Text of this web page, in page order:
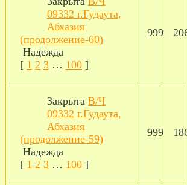
09332 г.Гудаута,
Абхазия
(продолжение-60)
Надежда
[ 1 2 3 … 100 ]
999
Закрыта В/Ч
09332 г.Гудаута,
Абхазия
(продолжение-59)
Надежда
[ 1 2 3 … 100 ]
999